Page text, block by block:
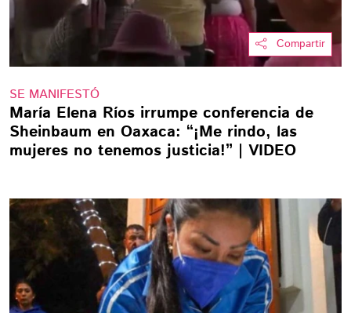
Compartir
SE MANIFESTÓ
María Elena Ríos irrumpe conferencia de
Sheinbaum en Oaxaca: “¡Me rindo, las
mujeres no tenemos justicia!” | VIDEO